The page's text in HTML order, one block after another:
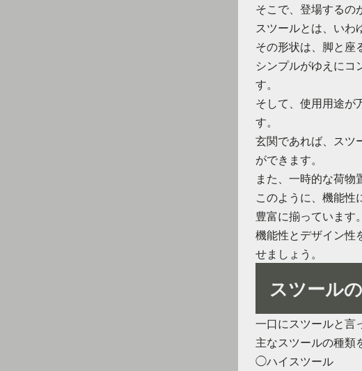
そこで、登場するの
スツールとは、いわ
その形状は、脚と座
シンプルがゆえにコ
す。
そして、使用用途が
す。
玄関であれば、スツ
ができます。
また、一時的な荷物
このように、機能性
豊富に揃っています。
機能性とデザイン性
せましょう。
スツール
一口にスツールと言
主なスツールの種類
◯ハイスツール